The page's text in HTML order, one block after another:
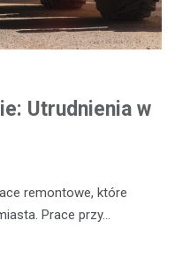
Utrudnienia w
remontowe, które
Prace przy…